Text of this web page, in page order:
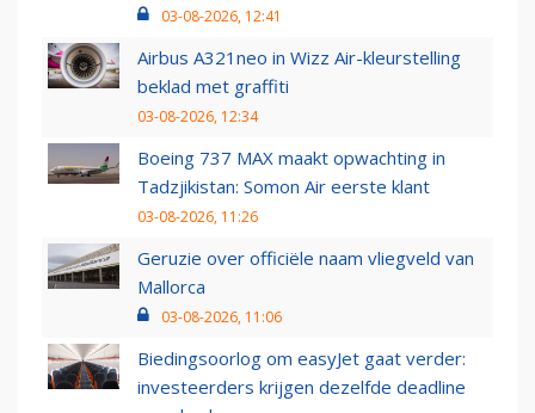
03-08-2026, 12:41
Airbus A321neo in Wizz Air-kleurstelling
beklad met graffiti
03-08-2026, 12:34
Boeing 737 MAX maakt opwachting in
Tadzjikistan: Somon Air eerste klant
03-08-2026, 11:26
Geruzie over officiële naam vliegveld van
Mallorca
03-08-2026, 11:06
Biedingsoorlog om easyJet gaat verder:
investeerders krijgen dezelfde deadline